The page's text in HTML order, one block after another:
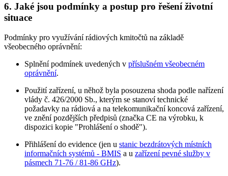
6. Jaké jsou podmínky a postup pro řešení životní
situace
Podmínky pro využívání rádiových kmitočtů na základě
všeobecného oprávnění:
Splnění podmínek uvedených v příslušném všeobecném
oprávnění.
Použití zařízení, u něhož byla posouzena shoda podle nařízení
vlády č. 426/2000 Sb., kterým se stanoví technické
požadavky na rádiová a na telekomunikační koncová zařízení,
ve znění pozdějších předpisů (značka CE na výrobku, k
dispozici kopie "Prohlášení o shodě").
Přihlášení do evidence (jen u stanic bezdrátových místních
informačních systémů - BMIS a u zařízení pevné služby v
pásmech 71-76 / 81-86 GHz).